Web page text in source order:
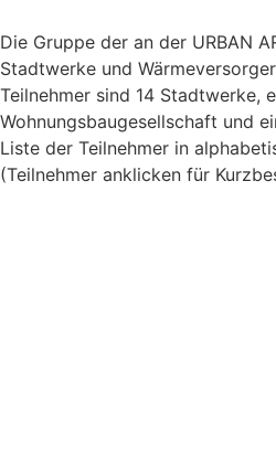
Die Gruppe der an der URBAN
Stadtwerke und
Teilnehmer sind 14 Stadtwerke,
Wohnungsbaugesellschaft und
Liste der Teilnehmer in
(Teilnehmer anklicken für